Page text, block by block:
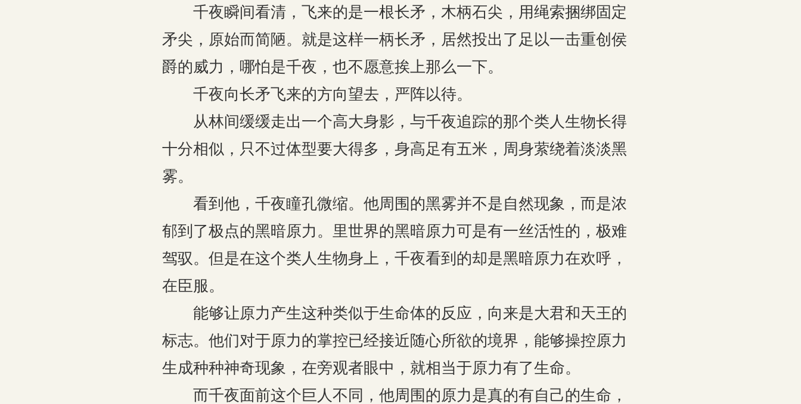
千夜瞬间看清，飞来的是一根长矛，木柄石尖，用绳索捆绑固定
矛尖，原始而简陋。就是这样一柄长矛，居然投出了足以一击重创侯
爵的威力，哪怕是千夜，也不愿意挨上那么一下。
千夜向长矛飞来的方向望去，严阵以待。
从林间缓缓走出一个高大身影，与千夜追踪的那个类人生物长得
十分相似，只不过体型要大得多，身高足有五米，周身萦绕着淡淡黑
雾。
看到他，千夜瞳孔微缩。他周围的黑雾并不是自然现象，而是浓
郁到了极点的黑暗原力。里世界的黑暗原力可是有一丝活性的，极难
驾驭。但是在这个类人生物身上，千夜看到的却是黑暗原力在欢呼，
在臣服。
能够让原力产生这种类似于生命体的反应，向来是大君和天王的
标志。他们对于原力的掌控已经接近随心所欲的境界，能够操控原力
生成种种神奇现象，在旁观者眼中，就相当于原力有了生命。
而千夜面前这个巨人不同，他周围的原力是真的有自己的生命，